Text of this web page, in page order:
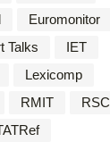
Euromonitor
Talks
IET
Lexicomp
RMIT
RSC